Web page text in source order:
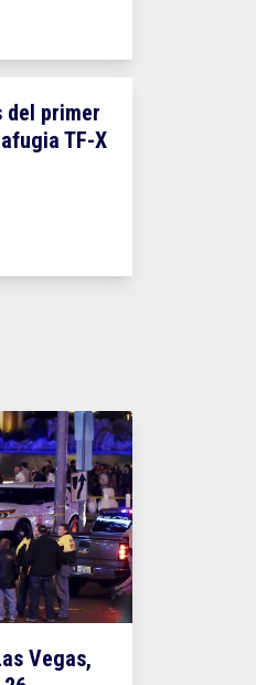
del primer
TF-X
Vegas,